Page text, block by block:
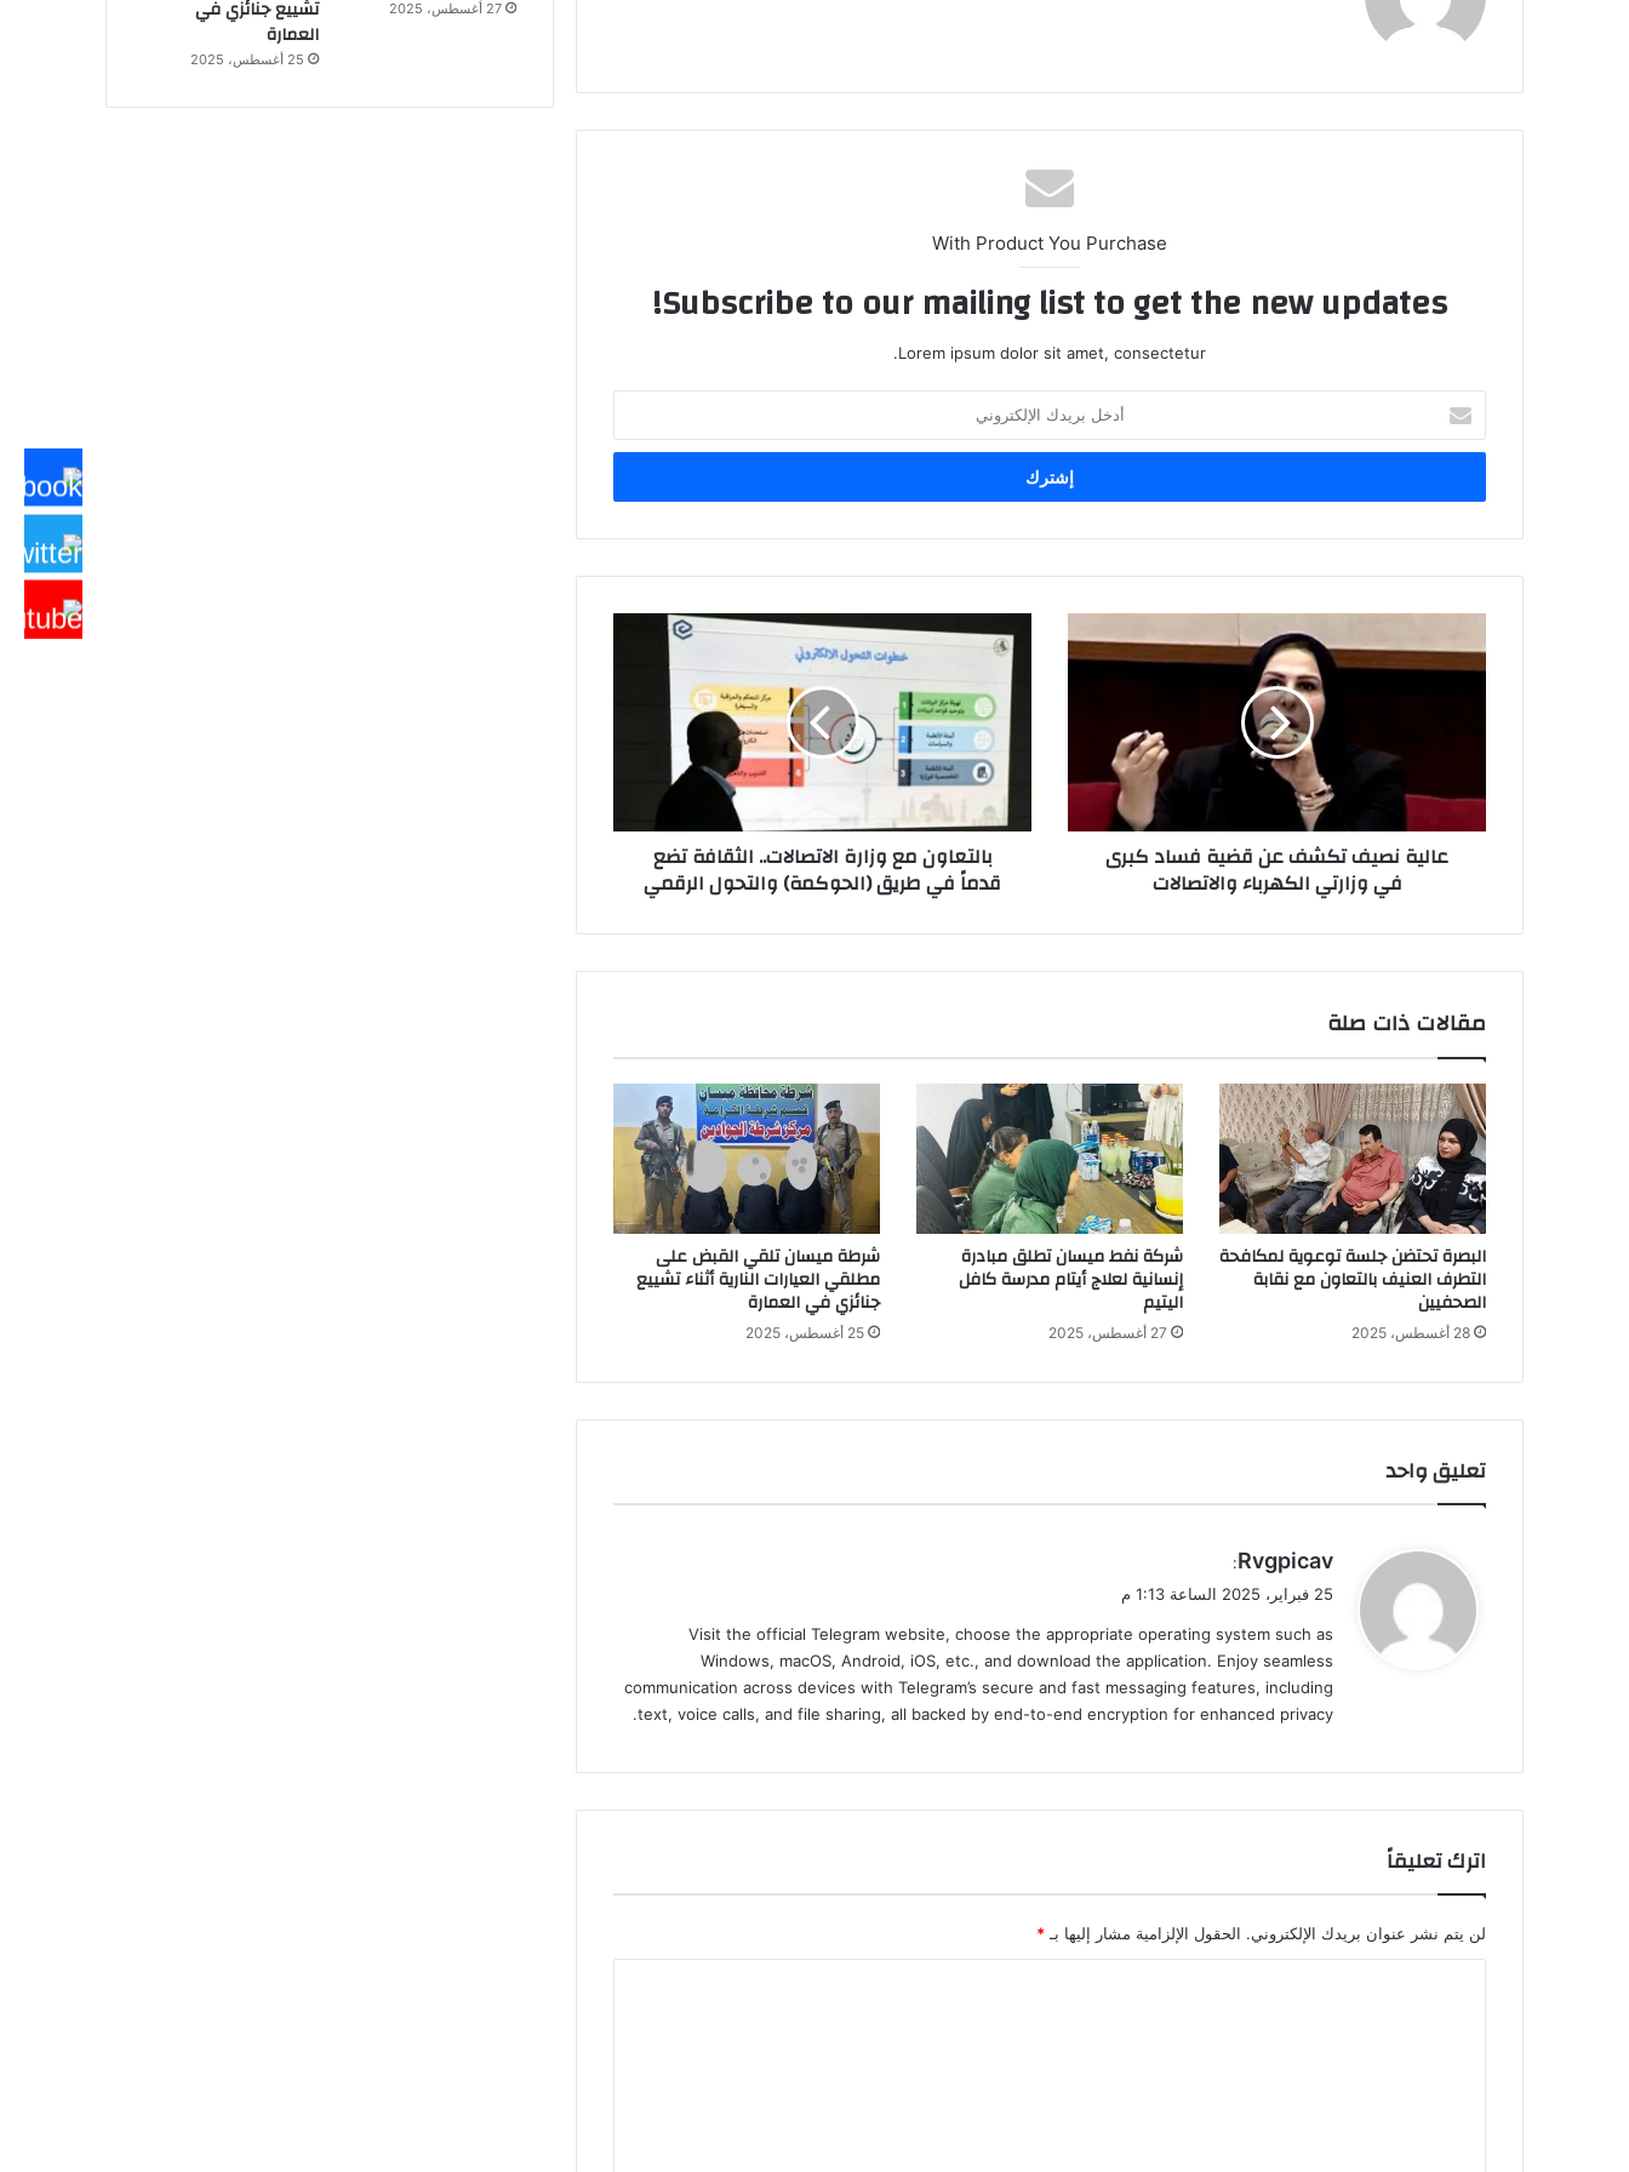
With Product You Purchase
Subscribe to our mailing list to get the new updates!
Lorem ipsum dolor sit amet, consectetur.
بريدك
الإلكتروني
نصيف
تكشف
في
وزارتي
الكهرباءعالية نصيف تكشف عن قضية فساد كبرى
في وزارتي الكهرباء والاتصالات
وزارة
الاتصالات..
الثقافة
تضع
قدماً
طريق
(الحوكمة)
والتحول
بالتعاون مع وزارة الاتصالات.. الثقافة تضع
قدماً في طريق (الحوكمة) والتحول الرقمي
مقالات ذات صلة
البصرة تحتضن جلسة توعوية لمكافحة
التطرف العنيف بالتعاون مع نقابة
الصحفيين
28 أغسطس، 2025
شركة نفط ميسان تطلق مبادرة
إنسانية لعلاج أيتام مدرسة كافل
اليتيم
27 أغسطس، 2025
شرطة ميسان تلقي القبض على
مطلقي العيارات النارية أثناء تشييع
جنائزي في العمارة
25 أغسطس، 2025
تعليق واحد
ي
ق
ل
Rvgpicav
:
25 فبراير، 2025 الساعة 1:13 م
Visit the official Telegram website, choose the appropriate operating system such as
Windows, macOS, Android, iOS, etc., and download the application. Enjoy seamless
communication across devices with Telegram’s secure and fast messaging features, including
text, voice calls, and file sharing, all backed by end-to-end encryption for enhanced privacy.
اترك تعليقاً
لن يتم نشر عنوان بريدك الإلكتروني. الحقول الإلزامية مشار إليها بـ*
27 أغسطس، 2025
تشييع جنائزي في
العمارة
25 أغسطس، 2025